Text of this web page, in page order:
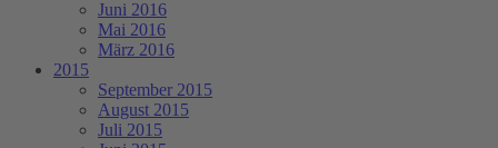
Juni 2016
Mai 2016
März 2016
2015
September 2015
August 2015
Juli 2015